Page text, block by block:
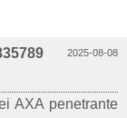
2025-08-08
AXA penetrante